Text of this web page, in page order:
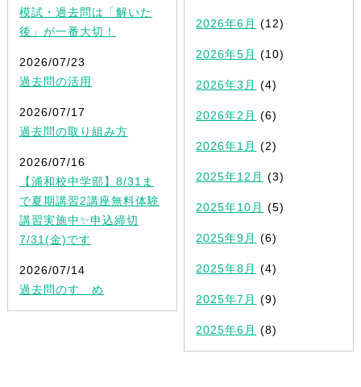
模試・過去問は「解いた
後」が一番大切！
2026/07/23
過去問の活用
2026/07/17
過去問の取り組み方
2026/07/16
【浦和校中学部】8/31ま
で夏期講習2講座無料体験
講習実施中✨申込締切
7/31(金)です
2026/07/14
過去問のすゝめ
2026年6月 (12)
2026年5月 (10)
2026年3月 (4)
2026年2月 (6)
2026年1月 (2)
2025年12月 (3)
2025年10月 (5)
2025年9月 (6)
2025年8月 (4)
2025年7月 (9)
2025年6月 (8)